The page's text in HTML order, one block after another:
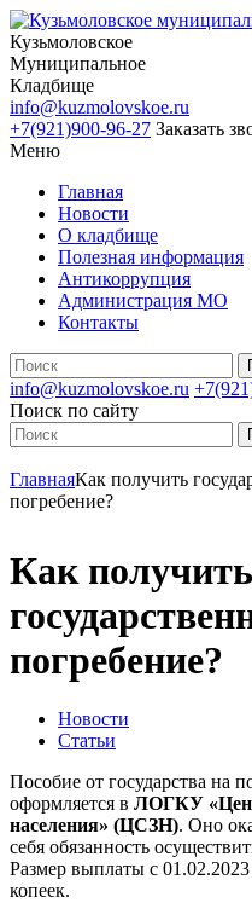
Кузьмоловское
Муниципальное
Кладбище
info@kuzmolovskoe.ru
+7(921)900-96-27 Заказать
Меню
Главная
Новости
О кладбище
Полезная информация
Антикоррупция
Администрация МО
Контакты
info@kuzmolovskoe.ru
Поиск по сайту
ГлавнаяКак получить
погребение?
Как получить
погребение?
Новости
Статьи
Пособие от государства на
оформляется в ЛОГКУ
населения» (ЦСЗН). Оно
себя обязанность
Размер выплаты с 01.02.2023
копеек.